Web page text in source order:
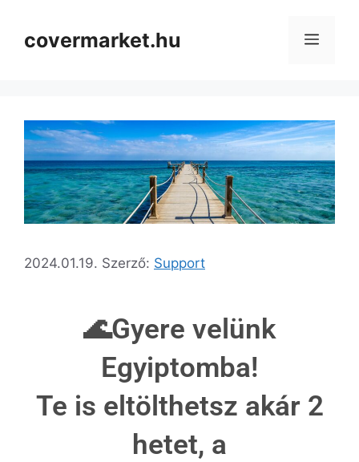
covermarket.hu
2024.01.19. Szerző: Support
🌊Gyere velünk
Egyiptomba!
Te is eltölthetsz akár 2
hetet, a